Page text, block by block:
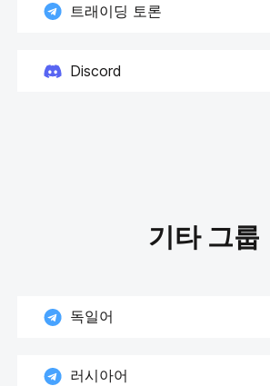
트래이딩 토론
Discord
기타 그룹
독일어
러시아어